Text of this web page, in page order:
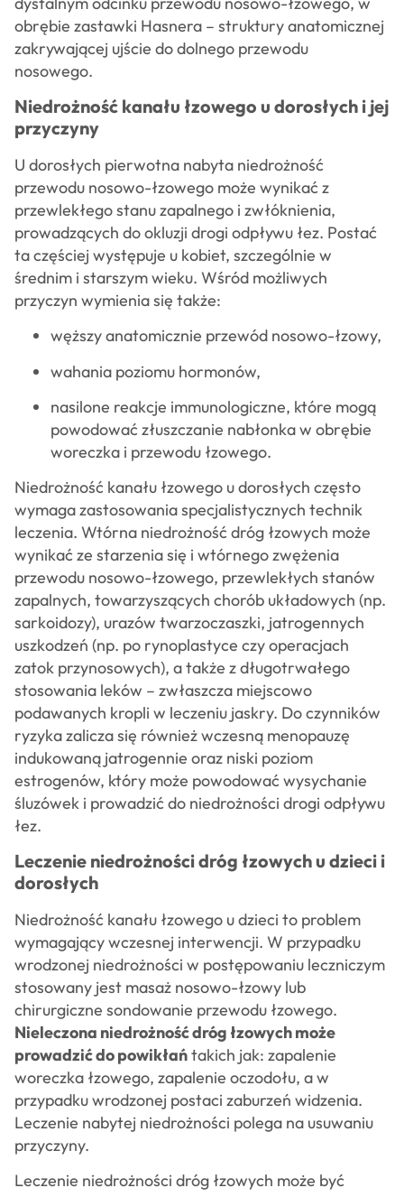
obrębie zastawki Hasnera – struktury anatomicznej
zakrywającej ujście do dolnego przewodu
nosowego.
Niedrożność kanału łzowego u dorosłych i jej
przyczyny
U dorosłych pierwotna nabyta niedrożność
przewodu nosowo-łzowego może wynikać z
przewlekłego stanu zapalnego i zwłóknienia,
prowadzących do okluzji drogi odpływu łez. Postać
ta częściej występuje u kobiet, szczególnie w
średnim i starszym wieku. Wśród możliwych
przyczyn wymienia się także:
węższy anatomicznie przewód nosowo-łzowy,
wahania poziomu hormonów,
nasilone reakcje immunologiczne, które mogą
powodować złuszczanie nabłonka w obrębie
woreczka i przewodu łzowego.
Niedrożność kanału łzowego u dorosłych często
wymaga zastosowania specjalistycznych technik
leczenia. Wtórna niedrożność dróg łzowych może
wynikać ze starzenia się i wtórnego zwężenia
przewodu nosowo-łzowego, przewlekłych stanów
zapalnych, towarzyszących chorób układowych (np.
sarkoidozy), urazów twarzoczaszki, jatrogennych
uszkodzeń (np. po rynoplastyce czy operacjach
zatok przynosowych), a także z długotrwałego
stosowania leków – zwłaszcza miejscowo
podawanych kropli w leczeniu jaskry. Do czynników
ryzyka zalicza się również wczesną menopauzę
indukowaną jatrogennie oraz niski poziom
estrogenów, który może powodować wysychanie
śluzówek i prowadzić do niedrożności drogi odpływu
łez.
Leczenie niedrożności dróg łzowych u dzieci i
dorosłych
Niedrożność kanału łzowego u dzieci to problem
wymagający wczesnej interwencji. W przypadku
wrodzonej niedrożności w postępowaniu leczniczym
stosowany jest masaż nosowo-łzowy lub
chirurgiczne sondowanie przewodu łzowego.
Nieleczona niedrożność dróg łzowych może
prowadzić do powikłańtakich jak: zapalenie
woreczka łzowego, zapalenie oczodołu, a w
przypadku wrodzonej postaci zaburzeń widzenia.
Leczenie nabytej niedrożności polega na usuwaniu
przyczyny.
Leczenie niedrożności dróg łzowych może być